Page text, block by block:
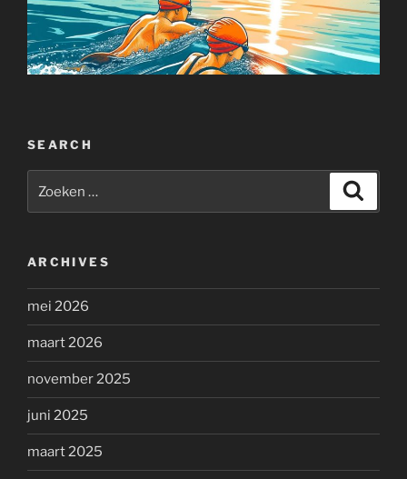
SEARCH
ARCHIVES
mei 2026
maart 2026
november 2025
juni 2025
maart 2025